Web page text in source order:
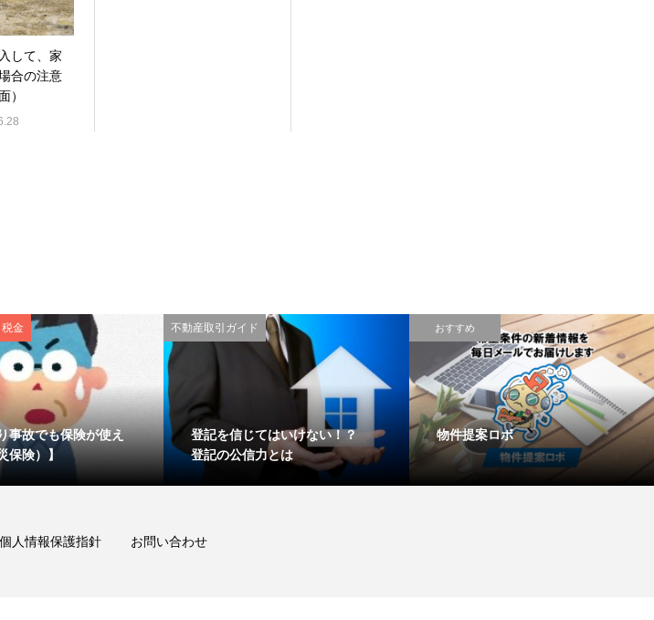
して、家
合の注意
）
金
事故でも保険が使え
保険）】
不動産取引ガイド
登記を信じてはいけない！？
登記の公信力とは
おすすめ
物件提案ロボ
個人情報保護指針 お問い合わせ